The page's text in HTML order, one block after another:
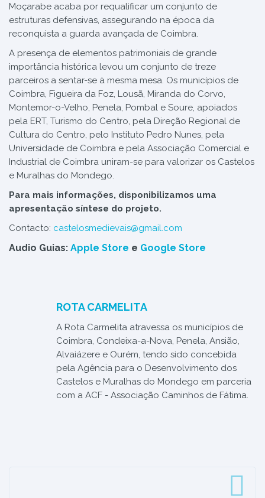
Moçarabe acaba por requalificar um conjunto de
estruturas defensivas, assegurando na época da
reconquista a guarda avançada de Coimbra.
A presença de elementos patrimoniais de grande
importância histórica levou um conjunto de treze
parceiros a sentar-se à mesma mesa. Os municípios de
Coimbra, Figueira da Foz, Lousã, Miranda do Corvo,
Montemor-o-Velho, Penela, Pombal e Soure, apoiados
pela ERT, Turismo do Centro, pela Direção Regional de
Cultura do Centro, pelo Instituto Pedro Nunes, pela
Universidade de Coimbra e pela Associação Comercial e
Industrial de Coimbra uniram-se para valorizar os Castelos
e Muralhas do Mondego.
Para mais informações, disponibilizamos uma
apresentação síntese do projeto.
Contacto: castelosmedievais@gmail.com
Audio Guias: Apple Store e Google Store
ROTA CARMELITA
A Rota Carmelita atravessa os municípios de
Coimbra, Condeixa-a-Nova, Penela, Ansião,
Alvaiázere e Ourém, tendo sido concebida
pela Agência para o Desenvolvimento dos
Castelos e Muralhas do Mondego em parceria
com a ACF - Associação Caminhos de Fátima.